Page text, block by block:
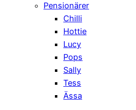
Pensionärer
Chilli
Hottie
Lucy
Pops
Sally
Tess
Ässa